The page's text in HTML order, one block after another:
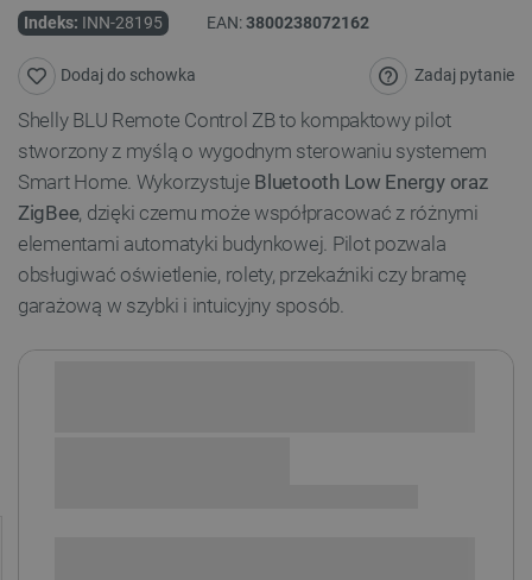
Indeks: INN-28195 EAN:3800238072162
Zadaj pytanie
Dodaj do schowka
Shelly BLU Remote Control ZB to kompaktowy pilot
stworzony z myślą o wygodnym sterowaniu systemem
Smart Home. Wykorzystuje Bluetooth Low Energy oraz
ZigBee, dzięki czemu może współpracować z różnymi
elementami automatyki budynkowej. Pilot pozwala
obsługiwać oświetlenie, rolety, przekaźniki czy bramę
garażową w szybki i intuicyjny sposób.